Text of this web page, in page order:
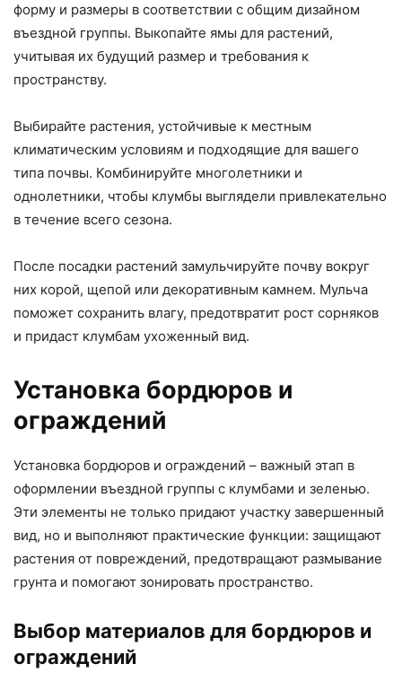
форму и размеры в соответствии с общим дизайном
въездной группы. Выкопайте ямы для растений,
учитывая их будущий размер и требования к
пространству.
Выбирайте растения, устойчивые к местным
климатическим условиям и подходящие для вашего
типа почвы. Комбинируйте многолетники и
однолетники, чтобы клумбы выглядели привлекательно
в течение всего сезона.
После посадки растений замульчируйте почву вокруг
них корой, щепой или декоративным камнем. Мульча
поможет сохранить влагу, предотвратит рост сорняков
и придаст клумбам ухоженный вид.
Установка бордюров и
ограждений
Установка бордюров и ограждений – важный этап в
оформлении въездной группы с клумбами и зеленью.
Эти элементы не только придают участку завершенный
вид, но и выполняют практические функции: защищают
растения от повреждений, предотвращают размывание
грунта и помогают зонировать пространство.
Выбор материалов для бордюров и
ограждений